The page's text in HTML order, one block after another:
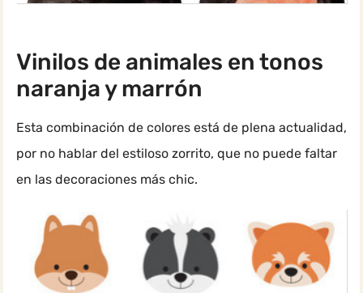
Vinilos de animales en tonos
naranja y marrón
Esta combinación de colores está de plena actualidad,
por no hablar del estiloso zorrito, que no puede faltar
en las decoraciones más chic.